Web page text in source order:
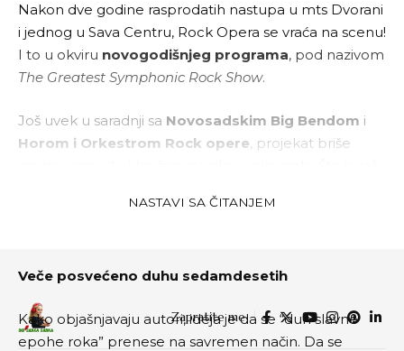
Nakon dve godine rasprodatih nastupa u mts Dvorani
i jednog u Sava Centru, Rock Opera se vraća na scenu!
I to u okviru novogodišnjeg programa, pod nazivom
The Greatest Symphonic Rock Show.
Još uvek u saradnji sa Novosadskim Big Bendom i
Horom i Orkestrom Rock opere , projekat briše
dolaze zajedno roditelji i deca, zaljubljenici u klasiku i
Veče posvećeno duhu sedamdesetih
Kako objašnjavaju autori, ideja je da se “duh slavne
epohe roka” prenese na savremen način. Da se
NASTAVI SA ČITANJEM
Zapratite me